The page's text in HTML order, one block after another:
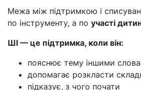
Межа між підтримкою і
по інструменту, а по участі
ШІ — це підтримка, коли він:
пояснює тему іншими
допомагає розкласти
підказує, з чого почати